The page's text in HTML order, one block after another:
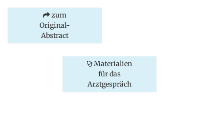
zum
Original-
Abstract
Materialien
für das
Arztgespräch